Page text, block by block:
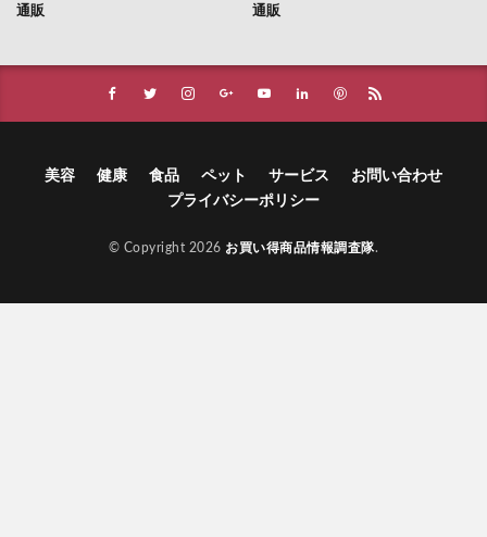
通販
通販
美容 健康 食品 ペット サービス
お問い合わせ
プライバシーポリシー
© Copyright 2026 お買い得商品情報調査隊.